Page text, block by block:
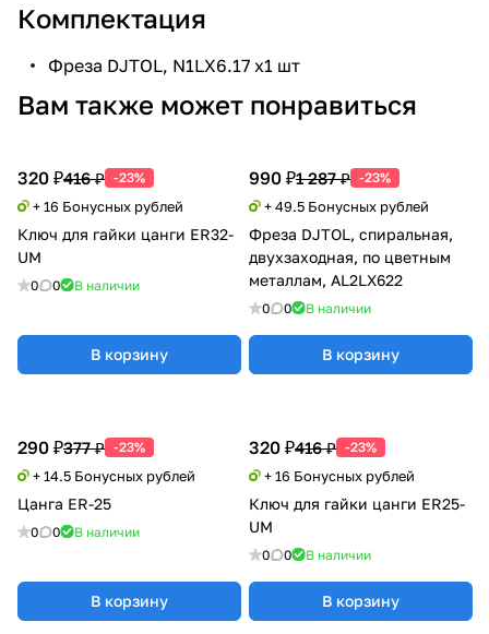
Комплектация
Фреза DJTOL, N1LX6.17 х1 шт
Вам также может понравиться
320 ₽416 ₽ -23%
+ 16 Бонусных рублей
Ключ для гайки цанги ER32-
UM
0 0 В наличии
В корзину
990 ₽1 287 ₽ -23%
+ 49.5 Бонусных рублей
Фреза DJTOL, спиральная,
двухзаходная, по цветным
металлам, AL2LX622
0 0 В наличии
В корзину
320 ₽416 ₽ -23%
+ 16 Бонусных рублей
Ключ для гайки цанги ER25-
UM
0 0 В наличии
В корзину
290 ₽377 ₽ -23%
+ 14.5 Бонусных рублей
Цанга ER-25
0 0 В наличии
В корзину